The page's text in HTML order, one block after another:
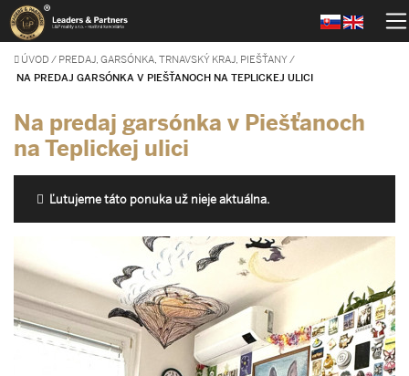
ÚVOD / PREDAJ, GARSÓNKA, TRNAVSKÝ KRAJ, PIEŠŤANY/
NA PREDAJ GARSÓNKA V PIEŠŤANOCH NA TEPLICKEJ ULICI
Na predaj garsónka v Piešťanoch
na Teplickej ulici
Ľutujeme táto ponuka už nieje aktuálna.